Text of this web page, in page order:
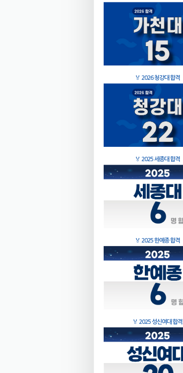
🏅 2026 청강대 합격
🏅 2025 세종대 합격
🏅 2025 한예종 합격
🏅 2025 성신여대 합격